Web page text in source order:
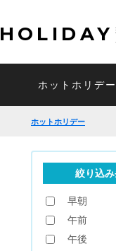
HOLIDAY
ホットホリデ
ホットホリデー
絞り込
早朝
午前
午後